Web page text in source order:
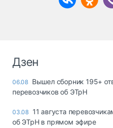
Дзен
06.08 Вышел сборник 195+
перевозчиков об ЭТрН
03.08 11 августа
об ЭТрН в прямом эфире